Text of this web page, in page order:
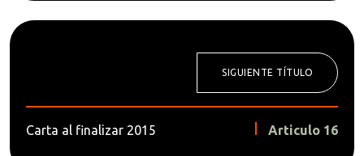
SIGUIENTE TÍTULO
Carta al finalizar 2015 Articulo 16